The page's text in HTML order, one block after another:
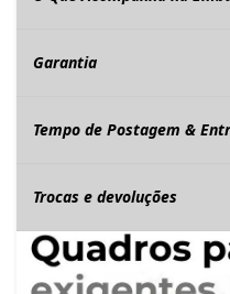
Garantia
Tempo de Postagem &
Trocas e devoluções